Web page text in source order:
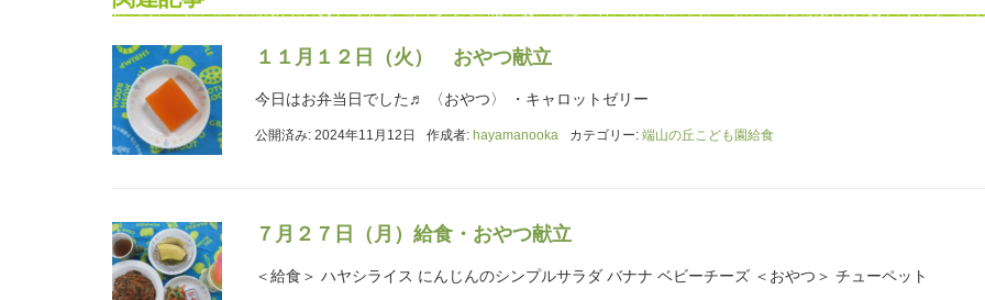
１１月１２日（火） おやつ献立
今日はお弁当日でした♬ 〈おやつ〉 ・キャロットゼリー
公開済み: 2024年11月12日 作成者: hayamanooka カテゴリー: 端山の丘こども園給食
７月２７日（月）給食・おやつ献立
＜給食＞ ハヤシライス にんじんのシンプルサラダ バナナ ベビーチーズ ＜おやつ＞ チューペット